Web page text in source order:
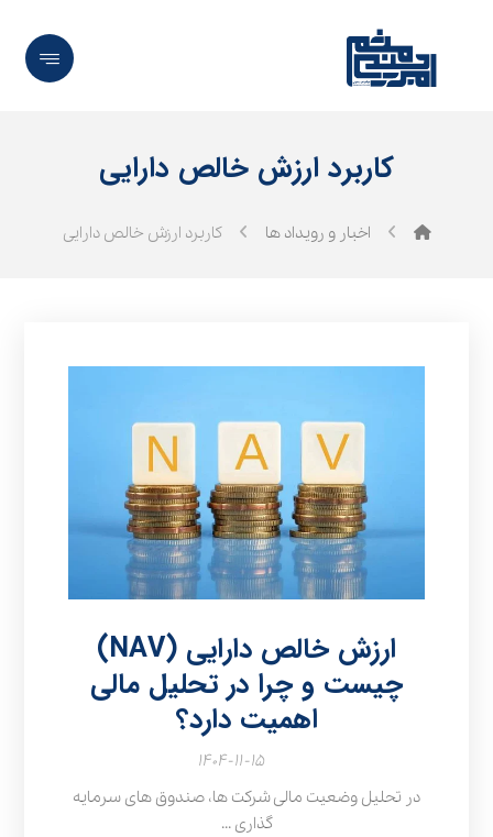
کاربرد ارزش خالص دارایی
اخبار و رویداد ها کاربرد ارزش خالص دارایی
ارزش خالص دارایی (NAV)
چیست و چرا در تحلیل مالی
اهمیت دارد؟
۱۴۰۴-۱۱-۱۵
در تحلیل وضعیت مالی شرکت‌ ها، صندوق‌ های سرمایه‌
گذاری ...